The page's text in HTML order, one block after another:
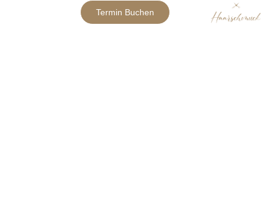
Termin Buchen